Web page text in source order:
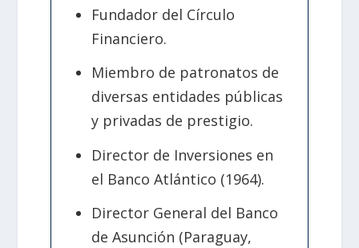
Fundador del Círculo
Financiero.
Miembro de patronatos de
diversas entidades públicas
y privadas de prestigio.
Director de Inversiones en
el Banco Atlántico (1964).
Director General del Banco
de Asunción (Paraguay,